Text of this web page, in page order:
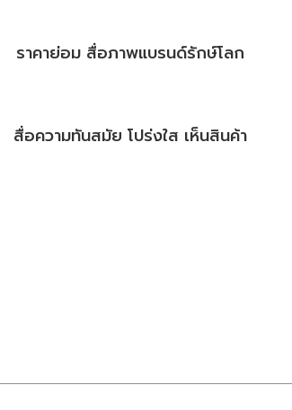
ราคาย่อม สื่อภาพแบรนด์รักษ์โลก
สื่อความทันสมัย โปร่งใส เห็นสินค้า